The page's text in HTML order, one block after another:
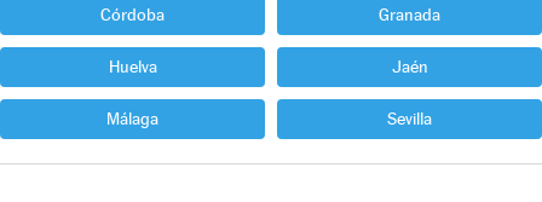
Córdoba Granada
Huelva Jaén
Málaga Sevilla